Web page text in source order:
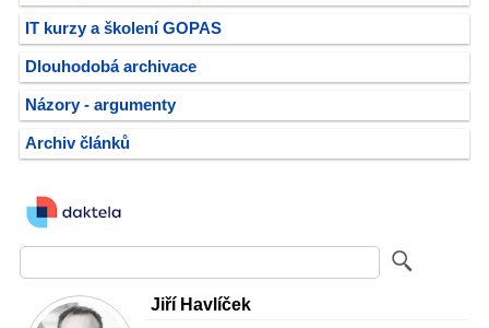
IT kurzy a školení GOPAS
Dlouhodobá archivace
Názory - argumenty
Archiv článků
Jiří Havlíček